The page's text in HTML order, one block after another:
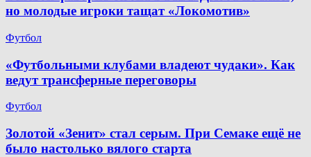
но молодые игроки тащат «Локомотив»
Футбол
«Футбольными клубами владеют чудаки». Как
ведут трансферные переговоры
Футбол
Золотой «Зенит» стал серым. При Семаке ещё не
было настолько вялого старта